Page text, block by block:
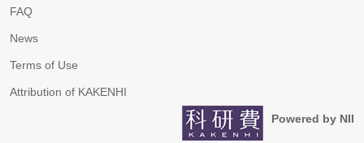
FAQ
News
Terms of Use
Attribution of KAKENHI
Powered by NII